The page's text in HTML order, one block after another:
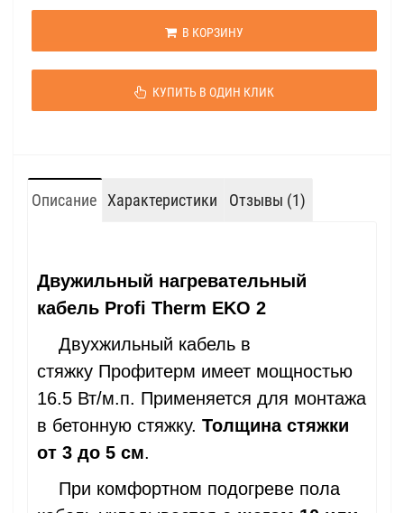
В КОРЗИНУ
КУПИТЬ В ОДИН КЛИК
Описание Характеристики Отзывы (1)
Двужильный нагревательный
кабель Profi Therm EKO 2
Двухжильный кабель в
стяжку Профитерм имеет мощностью
16.5 Вт/м.п. Применяется для монтажа
в бетонную стяжку. Толщина стяжки
от 3 до 5 см.
При комфортном подогреве пола